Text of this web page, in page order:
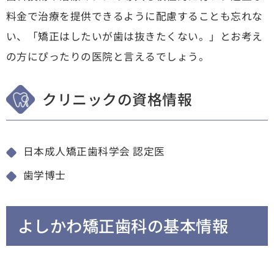
料金で治療を提供できるように配慮することも忘れな
い、「矯正はしたいが歯は抜きたくない。」とお考え
の方にぴったりの医院と言えるでしょう。
クリニックの資格情報
日本成人矯正歯科学会 認定医
歯学博士
よしかわ矯正歯科の基本情報